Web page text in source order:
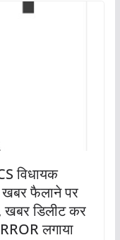
विधायक
खबर फैलाने पर
खबर डिलीट कर
लगाया